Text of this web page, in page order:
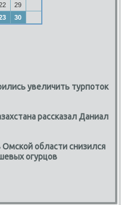
29
30
увеличить турпоток
рассказал Даниал
Омской области снизился
огурцов